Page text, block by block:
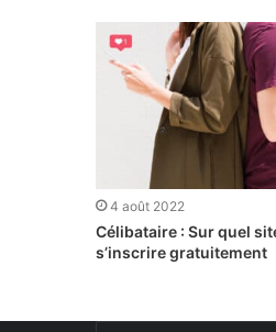
4 août 2022
Célibataire : Sur quel
s’inscrire gratuitement